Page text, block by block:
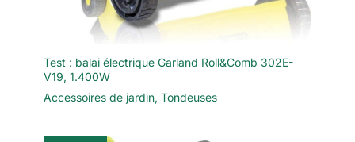
Test : balai électrique Garland Roll&Comb 302E-
V19, 1.400W
Accessoires de jardin, Tondeuses